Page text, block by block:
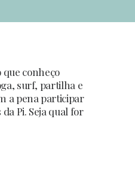
conheço
surf, partilha e
a pena participar
Pi. Seja qual for